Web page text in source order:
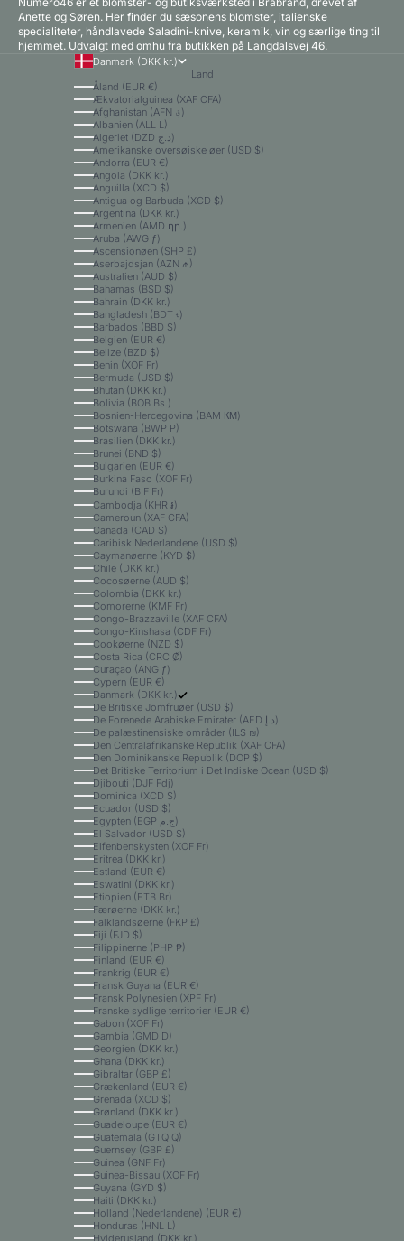
Anette og Søren. Her finder du sæsonens blomster, italienske
specialiteter, håndlavede Saladini-knive, keramik, vin og særlige ting til
hjemmet. Udvalgt med omhu fra butikken på Langdalsvej 46.
Danmark (DKK kr.)
Land
Åland (EUR €)
Ækvatorialguinea (XAF CFA)
Afghanistan (AFN ؋)
Albanien (ALL L)
Algeriet (DZD د.ج)
Amerikanske oversøiske øer (USD $)
Andorra (EUR €)
Angola (DKK kr.)
Anguilla (XCD $)
Antigua og Barbuda (XCD $)
Argentina (DKK kr.)
Armenien (AMD դր.)
Aruba (AWG ƒ)
Ascensionøen (SHP £)
Aserbajdsjan (AZN ₼)
Australien (AUD $)
Bahamas (BSD $)
Bahrain (DKK kr.)
Bangladesh (BDT ৳)
Barbados (BBD $)
Belgien (EUR €)
Belize (BZD $)
Benin (XOF Fr)
Bermuda (USD $)
Bhutan (DKK kr.)
Bolivia (BOB Bs.)
Bosnien-Hercegovina (BAM КМ)
Botswana (BWP P)
Brasilien (DKK kr.)
Brunei (BND $)
Bulgarien (EUR €)
Burkina Faso (XOF Fr)
Burundi (BIF Fr)
Cambodja (KHR ៛)
Cameroun (XAF CFA)
Canada (CAD $)
Caribisk Nederlandene (USD $)
Caymanøerne (KYD $)
Chile (DKK kr.)
Cocosøerne (AUD $)
Colombia (DKK kr.)
Comorerne (KMF Fr)
Congo-Brazzaville (XAF CFA)
Congo-Kinshasa (CDF Fr)
Cookøerne (NZD $)
Costa Rica (CRC ₡)
Curaçao (ANG ƒ)
Cypern (EUR €)
Danmark (DKK kr.)
De Britiske Jomfruøer (USD $)
De Forenede Arabiske Emirater (AED د.إ)
De palæstinensiske områder (ILS ₪)
Den Centralafrikanske Republik (XAF CFA)
Den Dominikanske Republik (DOP $)
Det Britiske Territorium i Det Indiske Ocean (USD $)
Djibouti (DJF Fdj)
Dominica (XCD $)
Ecuador (USD $)
Egypten (EGP ج.م)
El Salvador (USD $)
Elfenbenskysten (XOF Fr)
Eritrea (DKK kr.)
Estland (EUR €)
Eswatini (DKK kr.)
Etiopien (ETB Br)
Færøerne (DKK kr.)
Falklandsøerne (FKP £)
Fiji (FJD $)
Filippinerne (PHP ₱)
Finland (EUR €)
Frankrig (EUR €)
Fransk Guyana (EUR €)
Fransk Polynesien (XPF Fr)
Franske sydlige territorier (EUR €)
Gabon (XOF Fr)
Gambia (GMD D)
Georgien (DKK kr.)
Ghana (DKK kr.)
Gibraltar (GBP £)
Grækenland (EUR €)
Grenada (XCD $)
Grønland (DKK kr.)
Guadeloupe (EUR €)
Guatemala (GTQ Q)
Guernsey (GBP £)
Guinea (GNF Fr)
Guinea-Bissau (XOF Fr)
Guyana (GYD $)
Haiti (DKK kr.)
Holland (Nederlandene) (EUR €)
Honduras (HNL L)
Hviderusland (DKK kr.)